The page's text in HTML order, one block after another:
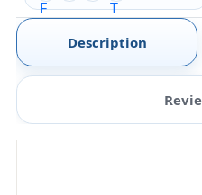
Description